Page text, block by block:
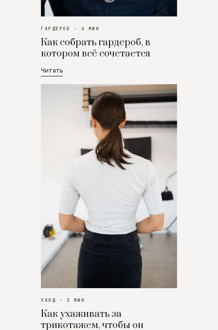
ГАРДЕРОБ · 4 МИН
Как собрать гардероб, в
котором всё сочетается
Читать
УХОД · 3 МИН
Как ухаживать за
трикотажем, чтобы он